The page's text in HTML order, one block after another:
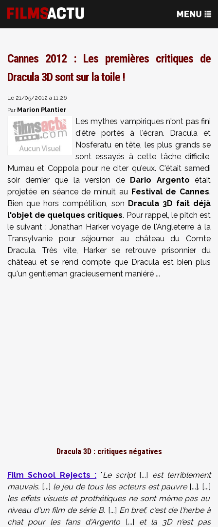
Cannes 2012 : Les premières critiques de
Dracula 3D sont sur la toile !
Le 21/05/2012 à 11:26
Par Marion Plantier
Les mythes vampiriques n'ont pas fini
d'être portés à l'écran. Dracula et
Nosferatu en tête, les plus grands se
sont essayés à cette tâche difficile,
Murnau et Coppola pour ne citer qu'eux. C'était samedi
soir dernier que la version deDario Argento était
projetée en séance de minuit auFestival de Cannes.
Bien que hors compétition, son Dracula 3D fait déjà
l'objet de quelques critiques. Pour rappel, le pitch est
le suivant : Jonathan Harker voyage de l'Angleterre à la
Transylvanie pour séjourner au château du Comte
Dracula. Très vite, Harker se retrouve prisonnier du
château et se rend compte que Dracula est bien plus
qu'un gentleman gracieusement maniéré ...
Dracula 3D : critiques négatives
Film School Rejects : "Le script [...] est terriblement
mauvais. [...] le jeu de tous les acteurs est pauvre [...]. [...]
les effets visuels et prothétiques ne sont même pas au
niveau d'un film de série B. [...] En bref, c'est de l'herbe à
chat pour les fans d'Argento [...] et la 3D n'est pas